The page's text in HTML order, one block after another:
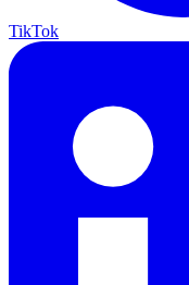
TikTok